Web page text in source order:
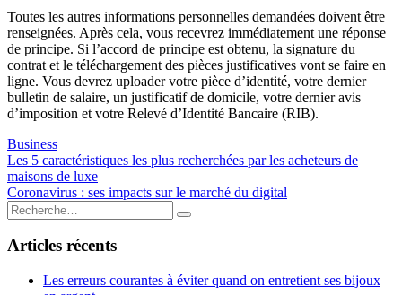
Toutes les autres informations personnelles demandées doivent être
renseignées. Après cela, vous recevrez immédiatement une réponse
de principe. Si l’accord de principe est obtenu, la signature du
contrat et le téléchargement des pièces justificatives vont se faire en
ligne. Vous devrez uploader votre pièce d’identité, votre dernier
bulletin de salaire, un justificatif de domicile, votre dernier avis
d’imposition et votre Relevé d’Identité Bancaire (RIB).
Business
Navigation
de
l’article
Les 5 caractéristiques les plus recherchées par les acheteurs de
maisons de luxe
Coronavirus : ses impacts sur le marché du digital
Rechercher
:
Rechercher
Articles récents
Les erreurs courantes à éviter quand on entretient ses bijoux